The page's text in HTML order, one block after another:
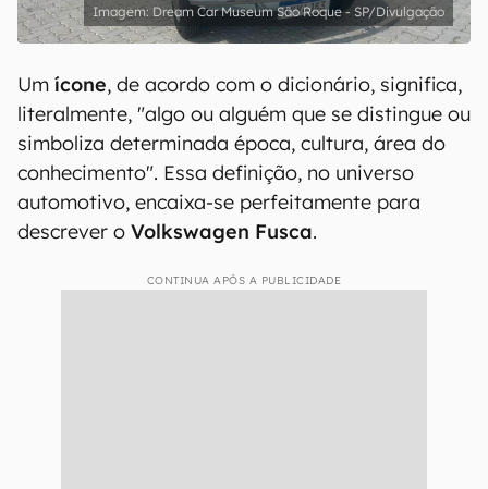
Dream Car Museum São Roque - SP/Divulgação
Um ícone, de acordo com o dicionário, significa,
literalmente, "algo ou alguém que se distingue ou
simboliza determinada época, cultura, área do
conhecimento". Essa definição, no universo
automotivo, encaixa-se perfeitamente para
descrever o Volkswagen Fusca.
CONTINUA APÓS A PUBLICIDADE